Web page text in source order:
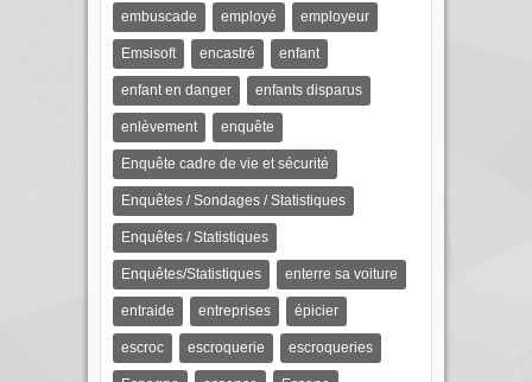
embuscade employé employeur
Emsisoft encastré enfant
enfant en danger enfants disparus
enlèvement enquête
Enquête cadre de vie et sécurité
Enquêtes / Sondages / Statistiques
Enquêtes / Statistiques
Enquêtes/Statistiques enterre sa voiture
entraide entreprises épicier
escroc escroquerie escroqueries